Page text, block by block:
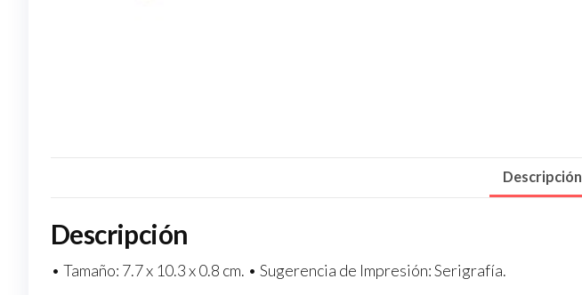
Descripción
Descripción
• Tamaño: 7.7 x 10.3 x 0.8 cm. • Sugerencia de Impresión: Serigrafía.